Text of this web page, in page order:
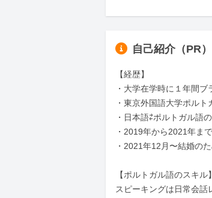
自己紹介（PR）
【経歴】
・大学在学時に１年間
・東京外国語大学ポルト
・日本語⇄ポルトガル語
・2019年から2021年ま
・2021年12月〜結婚の
【ポルトガル語のスキル】
スピーキングは日常会話